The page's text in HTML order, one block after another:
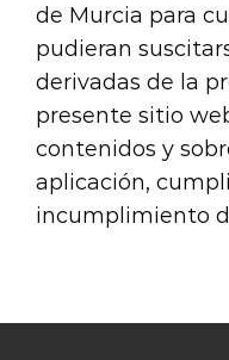
de Murcia para
pudieran
derivadas de la
presente sitio
contenidos y
aplicación,
incumplimiento